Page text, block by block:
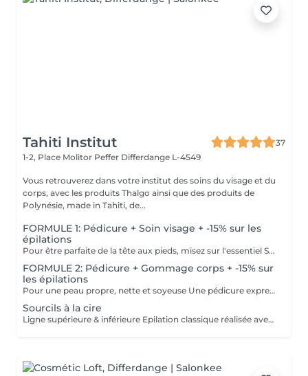
Tahiti Institut
37
1-2, Place Molitor Peffer Differdange L-4549
Vous retrouverez dans votre institut des soins du visage et du
corps, avec les produits Thalgo ainsi que des produits de
Polynésie, made in Tahiti, de...
FORMULE 1: Pédicure + Soin visage + -15% sur les
épilations
Pour être parfaite de la tête aux pieds, misez sur l'essentiel Soin du visage Bora Bora ( gommage et massage à l'huile de coco) Une pédicure express au choix rape ou trempage + Coupe et limage des ongles -15 % Sur toutes vos épilations ( à rajouter à votre RDV) Pour plus de précision, n'hésitez pas whatsapp, SMS ou appel au 661 555 858
FORMULE 2: Pédicure + Gommage corps + -15% sur
les épilations
Pour une peau propre, nette et soyeuse Une pédicure express au choix rape ou trempage + Coupe et limage des ongles Un gommage du corps (Monoï ou coco) parfait pour préparer la peau au bronzage -15 % Sur toutes vos épilations ( à rajouter à votre RDV) Pour plus de précision, n'hésitez pas whatsapp, SMS ou appel au 661 555 858
Sourcils à la cire
Ligne supérieure & inférieure Epilation classique réalisée avec une cire professionnelle.